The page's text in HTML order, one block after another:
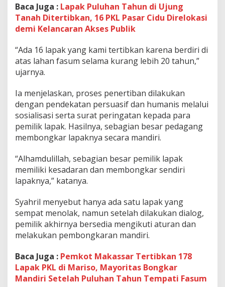
k
s
e
a
l
S
a
m
p
i
n
o
l
m
b
a
l
i
a
n
c
a
Baca Juga : Lapak Puluhan Tahun di Ujung
Tanah Ditertibkan, 16 PKL Pasar Cidu Direlokasi
demi Kelancaran Akses Publik
“Ada 16 lapak yang kami tertibkan karena berdiri di
atas lahan fasum selama kurang lebih 20 tahun,”
ujarnya.
Ia menjelaskan, proses penertiban dilakukan
dengan pendekatan persuasif dan humanis melalui
sosialisasi serta surat peringatan kepada para
pemilik lapak. Hasilnya, sebagian besar pedagang
membongkar lapaknya secara mandiri.
“Alhamdulillah, sebagian besar pemilik lapak
memiliki kesadaran dan membongkar sendiri
lapaknya,” katanya.
Syahril menyebut hanya ada satu lapak yang
sempat menolak, namun setelah dilakukan dialog,
pemilik akhirnya bersedia mengikuti aturan dan
melakukan pembongkaran mandiri.
Baca Juga : Pemkot Makassar Tertibkan 178
Lapak PKL di Mariso, Mayoritas Bongkar
Mandiri Setelah Puluhan Tahun Tempati Fasum